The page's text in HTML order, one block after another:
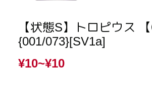
【状態S】トロピウス 【
{001/073}[SV1a]
¥10~¥10